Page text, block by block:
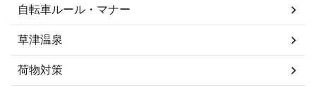
自転車ルール・マナー
草津温泉
荷物対策